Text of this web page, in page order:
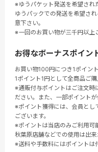
※ゆうパケット発送を希望され
ゆうパックでの発送を希望さ
意下さい。
※一回のお買い物が三千円以上
お得なボーナスポイン
お買い物100円につき1ポイン
1ポイント1円として全商品ご購
※通販付与ポイントはご注文時
ださい。また、一部ポイント
※ポイント獲得には、会員とし
ございます。
※ポイントは当店のみご利用可
秋葉原店舗などでの使用は出来
※送料や手数料にはポイントは